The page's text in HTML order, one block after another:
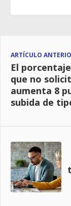
ARTÍCULO
El
que no
aumenta 8
subida de